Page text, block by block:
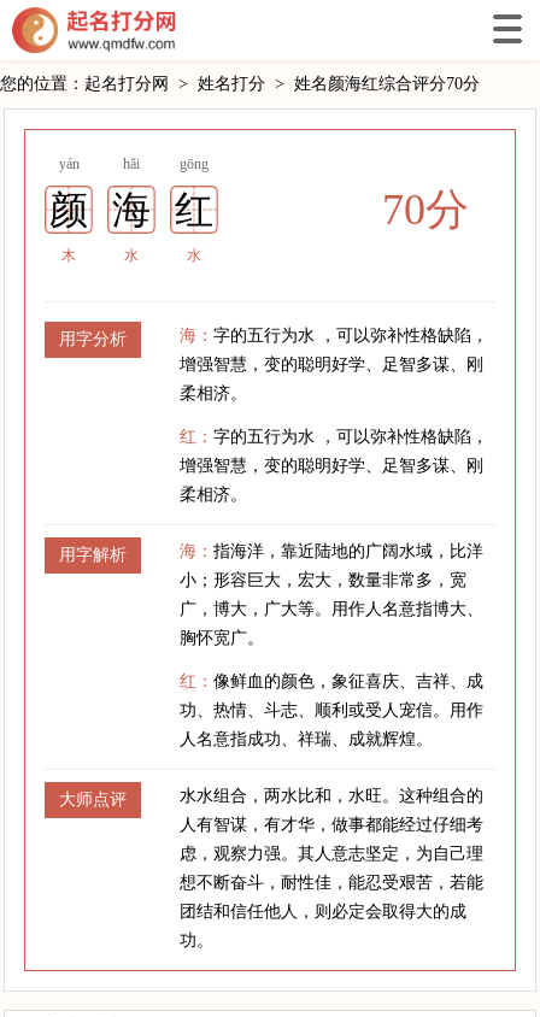
您的位置： 起名打分网 > 姓名打分 > 姓名颜海红综合评分70分
yán hǎi gōng
颜 海 红
木 水 水
70分
用字分析 海：字的五行为水 ，可以弥补性格缺陷，
增强智慧，变的聪明好学、足智多谋、刚
柔相济。
红：字的五行为水 ，可以弥补性格缺陷，
增强智慧，变的聪明好学、足智多谋、刚
柔相济。
用字解析 海：指海洋，靠近陆地的广阔水域，比洋
小；形容巨大，宏大，数量非常多，宽
广，博大，广大等。用作人名意指博大、
胸怀宽广。
红：像鲜血的颜色，象征喜庆、吉祥、成
功、热情、斗志、顺利或受人宠信。用作
人名意指成功、祥瑞、成就辉煌。
大师点评
水水组合，两水比和，水旺。这种组合的
人有智谋，有才华，做事都能经过仔细考
虑，观察力强。其人意志坚定，为自己理
想不断奋斗，耐性佳，能忍受艰苦，若能
团结和信任他人，则必定会取得大的成
功。